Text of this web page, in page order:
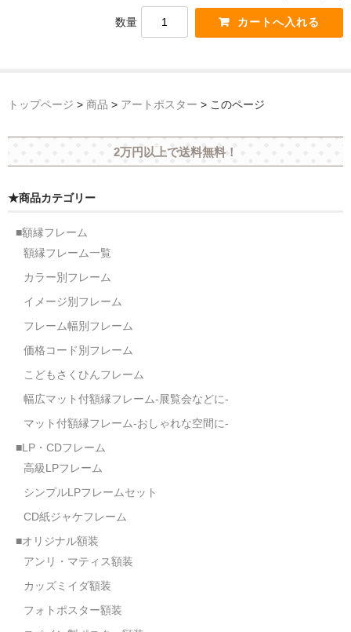
フランス製モノクロフォト額装
お買物ガイド
額縁の仕様
支払方法・送料・納期
よくあるご質問
お問い合わせフォーム
メンバー
カート
ショップ
For overseas customers
会社案内
サイトマップ
数量
トップページ > 商品 > アートポスター > このページ
2万円以上で送料無料！
★商品カテゴリー
■額縁フレーム
額縁フレーム一覧
カラー別フレーム
イメージ別フレーム
フレーム幅別フレーム
価格コード別フレーム
こどもさくひんフレーム
幅広マット付額縁フレーム-展覧会などに-
マット付額縁フレーム-おしゃれな空間に-
■LP・CDフレーム
高級LPフレーム
シンプルLPフレームセット
CD紙ジャケフレーム
■オリジナル額装
アンリ・マティス額装
カッズミイダ額装
フォトポスター額装